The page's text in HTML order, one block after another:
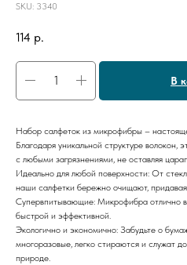
SKU: 3340
114 р.
В
Набор салфеток из микрофибры –
Благодаря уникальной структуре волокон,
с любыми загрязнениями, не оставляя
Идеально для любой поверхности: От
наши салфетки бережно очищают,
Супервпитывающие: Микрофибра отлично
быстрой и эффективной.
Экологично и экономично: Забудьте о
многоразовые, легко стираются и служат
природе.